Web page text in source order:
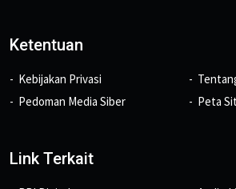
Ketentuan
Kebijakan Privasi
Pedoman Media Siber
Peta
Link Terkait